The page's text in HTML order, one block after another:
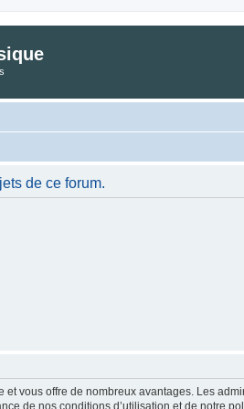
de ce forum.
vous offre de nombreux avantages. Les
de nos conditions d’utilisation et de notre